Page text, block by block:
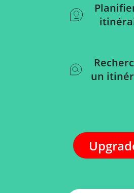
un